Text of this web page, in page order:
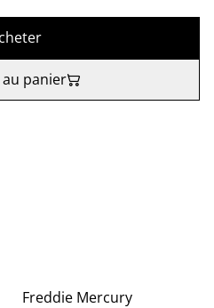
panier
Freddie Mercury